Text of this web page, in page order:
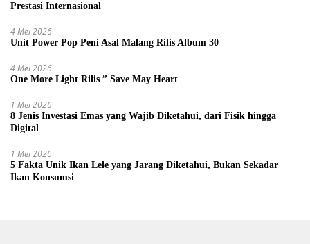
Prestasi Internasional
4 Mei 2026
Unit Power Pop Peni Asal Malang Rilis Album 30
4 Mei 2026
One More Light Rilis ” Save May Heart
1 Mei 2026
8 Jenis Investasi Emas yang Wajib Diketahui, dari Fisik hingga
Digital
1 Mei 2026
5 Fakta Unik Ikan Lele yang Jarang Diketahui, Bukan Sekadar
Ikan Konsumsi